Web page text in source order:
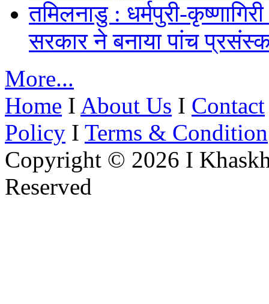
तमिलनाडु : धर्मपुरी-
सरकार ने बनाया पांच
More...
Home I About Us I Contact
Policy I Terms & Condition
Copyright © 2026 I
Reserved